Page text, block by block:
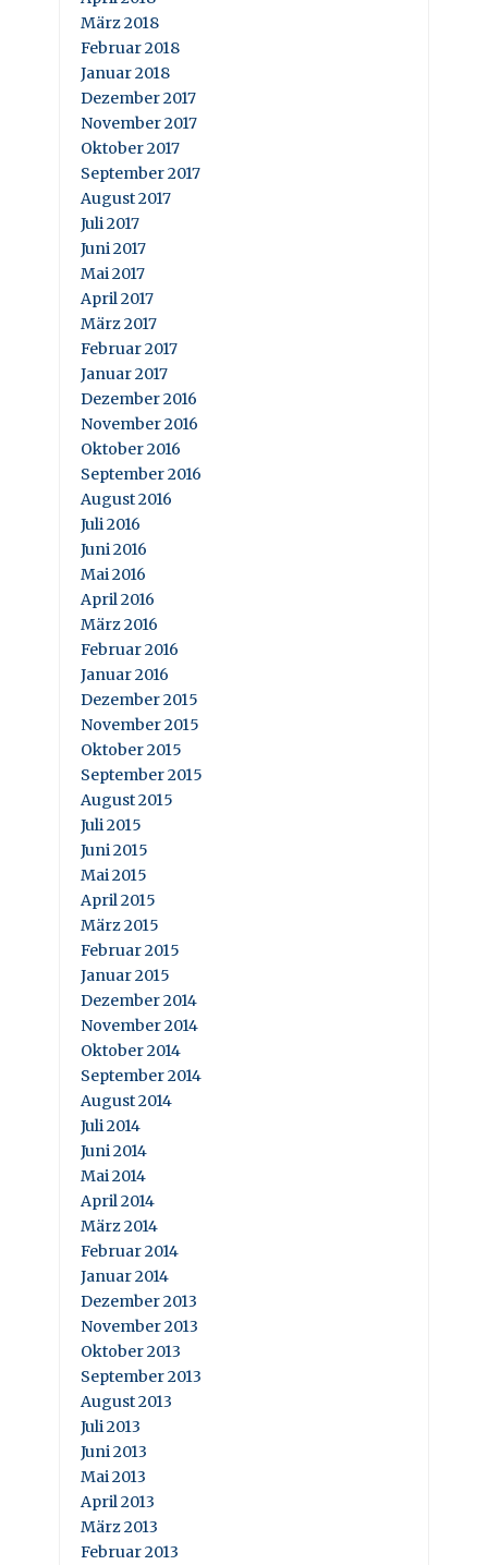
März 2018
Februar 2018
Januar 2018
Dezember 2017
November 2017
Oktober 2017
September 2017
August 2017
Juli 2017
Juni 2017
Mai 2017
April 2017
März 2017
Februar 2017
Januar 2017
Dezember 2016
November 2016
Oktober 2016
September 2016
August 2016
Juli 2016
Juni 2016
Mai 2016
April 2016
März 2016
Februar 2016
Januar 2016
Dezember 2015
November 2015
Oktober 2015
September 2015
August 2015
Juli 2015
Juni 2015
Mai 2015
April 2015
März 2015
Februar 2015
Januar 2015
Dezember 2014
November 2014
Oktober 2014
September 2014
August 2014
Juli 2014
Juni 2014
Mai 2014
April 2014
März 2014
Februar 2014
Januar 2014
Dezember 2013
November 2013
Oktober 2013
September 2013
August 2013
Juli 2013
Juni 2013
Mai 2013
April 2013
März 2013
Februar 2013